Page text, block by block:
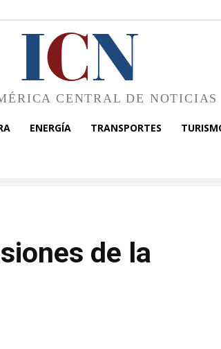
ICN
CENTRAL DE NOTICIAS
ENERGÍA TRANSPORTES
de la